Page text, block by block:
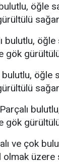
bulutlu, öğle
bulutlu,
bulutlu,
Parçalı
ve çok